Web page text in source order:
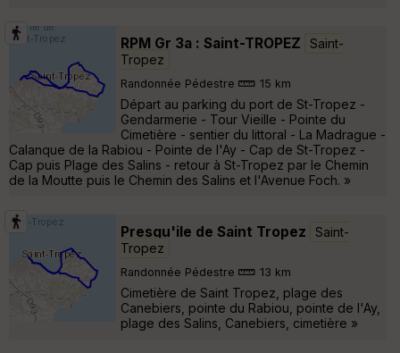
RPM Gr 3a : Saint-TROPEZ
Saint-
Tropez
Randonnée Pédestre 15 km
Départ au parking du port de St-Tropez -
Gendarmerie - Tour Vieille - Pointe du
Cimetière - sentier du littoral - La Madrague -
Calanque de la Rabiou - Pointe de l'Ay - Cap de St-Tropez -
Cap puis Plage des Salins - retour à St-Tropez par le Chemin
de la Moutte puis le Chemin des Salins et l'Avenue Foch. »
Presqu'ile de Saint Tropez
Saint-
Tropez
Randonnée Pédestre 13 km
Cimetière de Saint Tropez, plage des
Canebiers, pointe du Rabiou, pointe de l'Ay,
plage des Salins, Canebiers, cimetière »